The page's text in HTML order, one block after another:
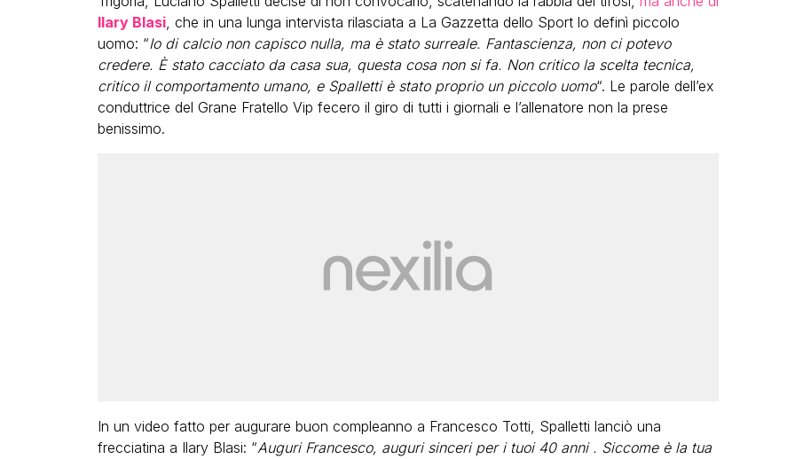
Ilary Blasi, che in una lunga intervista rilasciata a La Gazzetta dello Sport lo definì piccolo
uomo: “Io di calcio non capisco nulla, ma è stato surreale. Fantascienza, non ci potevo
credere. È stato cacciato da casa sua, questa cosa non si fa. Non critico la scelta tecnica,
critico il comportamento umano, e Spalletti è stato proprio un piccolo uomo“. Le parole dell’ex
conduttrice del Grane Fratello Vip fecero il giro di tutti i giornali e l’allenatore non la prese
benissimo.
In un video fatto per augurare buon compleanno a Francesco Totti, Spalletti lanciò una
frecciatina a Ilary Blasi: “Auguri Francesco, auguri sinceri per i tuoi 40 anni . Siccome è la tua
LGBT
Bambola Star, la festa di
VIRAL